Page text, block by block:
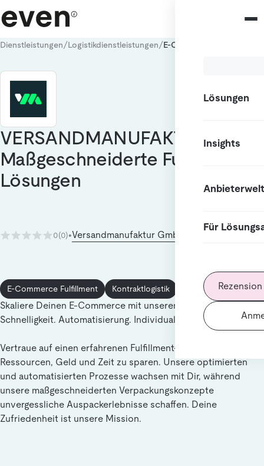
Lösungen
Insights
Anbieterwelt
Für
Dienstleistungen/Logistikdienstleistungen/E-Commerce Fulfillment
VERSANDMANUFAKTUR -
Maßgeschneiderte Fulfillment
Lösungen
0(0)•Versandmanufaktur GmbH
E-Commerce Fulfillment Kontraktlogistik
Skaliere Deinen E-Commerce mit unserem Fulfillment-Service
Schnelligkeit. Automatisierung. Individualisierung.
Vertraue auf einen erfahrenen Fulfillment-Dienstleister, um
Ressourcen, Geld und Zeit zu sparen. Unsere optimierten
und automatisierten Prozesse wachsen mit Dir, während
unsere maßgeschneiderten Verpackungskonzepte
unvergessliche Auspackerlebnisse schaffen. Deine
Zufriedenheit ist unsere Mission.